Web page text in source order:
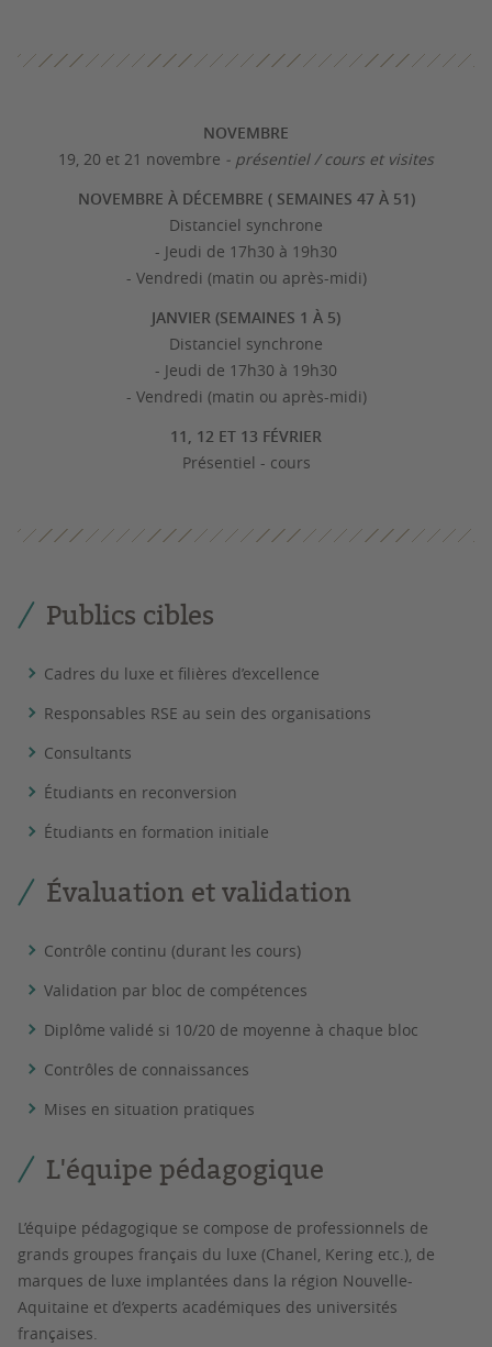
NOVEMBRE
19, 20 et 21 novembre - présentiel / cours et visites
NOVEMBRE À DÉCEMBRE ( SEMAINES 47 À51)
Distanciel synchrone
- Jeudi de 17h30 à 19h30
- Vendredi (matin ou après-midi)
JANVIER (SEMAINES 1 À 5)
Distanciel synchrone
- Jeudi de 17h30 à 19h30
- Vendredi (matin ou après-midi)
11, 12 ET 13 FÉVRIER
Présentiel - cours
Publics cibles
Cadres du luxe et filières d’excellence
Responsables RSE au sein des organisations
Consultants
Étudiants en reconversion
Étudiants en formation initiale
Évaluation et validation
Contrôle continu (durant les cours)
Validation par bloc de compétences
Diplôme validé si 10/20 de moyenne à chaque bloc
Contrôles de connaissances
Mises en situation pratiques
L'équipe pédagogique
L’équipe pédagogique se compose de professionnels de
grands groupes français du luxe (Chanel, Kering etc.), de
marques de luxe implantées dans la région Nouvelle-
Aquitaine et d’experts académiques des universités
françaises.